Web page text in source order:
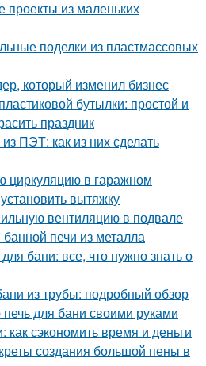
проекты из маленьких
поделки из пластмассовых
который изменил бизнес
бутылки: простой и
праздник
ПЭТ: как из них сделать
циркуляцию в гаражном
вытяжку
вентиляцию в подвале
печи из металла
бани: все, что нужно знать о
из трубы: подробный обзор
для бани своими руками
как сэкономить время и деньги
создания большой пены в